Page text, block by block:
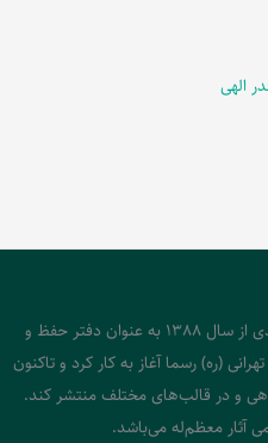
موسسه پژوهشی فرهنگی مصابیح الهدی از سال 1388 به عنوان دفتر حفظ و
(ره) رسما آغاز به کار کرد و تاکنون
و در قالب‌های مختلف منتشر کند.
آثار معظم‌له می‌باشد.